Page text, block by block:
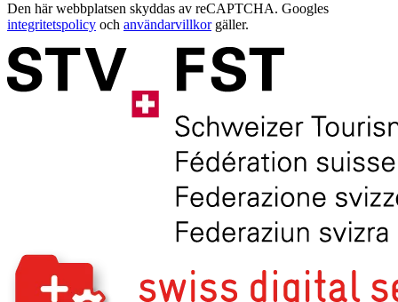
Den här webbplatsen skyddas av reCAPTCHA. Googles
integritetspolicy och användarvillkorgäller.